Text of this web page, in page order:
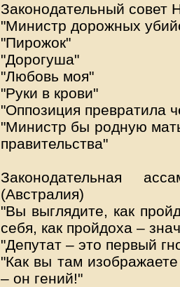
Законодательный совет
"Министр дорожных
"Пирожок"
"Дорогуша"
"Любовь моя"
"Руки в крови"
"Оппозиция превратила
"Министр бы родную
правительства"
Законодательная
(Австралия)
"Вы выглядите, как
себя, как пройдоха –
"Депутат – это первый
"Как вы там
– он гений!"